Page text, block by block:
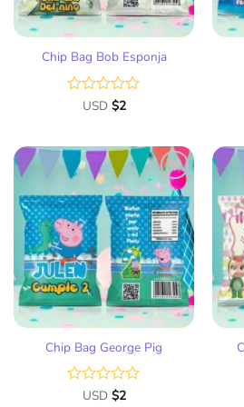
Chip Bag Bob Esponja
Valorado
de
USD $2
Añadir
a la
lista
de
deseos
Chip Bag George Pig
Valorado
USD $2